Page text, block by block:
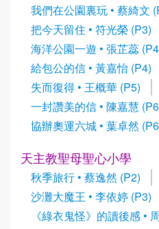
我們在公園裏玩 • 蔡綺文
把今天留住 • 符光榮 (P3)
海洋公園一遊 • 張芷蕊
給包公的信 • 黃嘉怡 (P4)
失而復得 • 王概華 (P5)
一封讚美的信 • 陳嘉慧
協辦奧運六城 • 葉卓然
天主教聖母聖心小學
秋季旅行 • 蔡逸然 (P2)
沙灘大魔王 • 李依婷 (P3)
《綠衣鬼怪》的讀後感 •